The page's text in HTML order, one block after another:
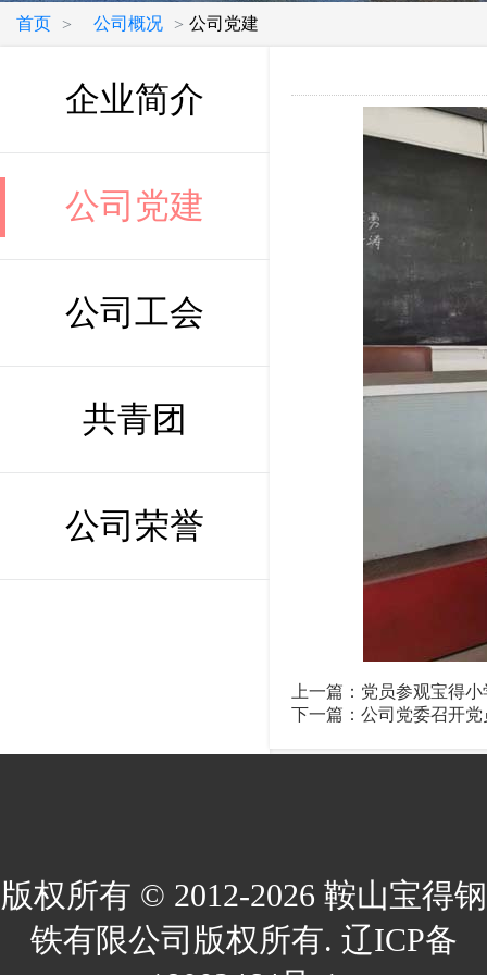
首页 > 公司概况 > 公司党建
企业简介
公司党建
公司工会
共青团
公司荣誉
上一篇： 党员参观宝得小
下一篇： 公司党委召开
版权所有 © 2012-2026 鞍山宝得钢
铁有限公司版权所有. 辽ICP备